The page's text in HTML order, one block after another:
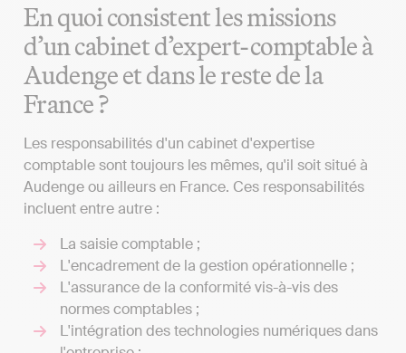
En quoi consistent les missions
d’un cabinet d’expert-comptable à
Audenge et dans le reste de la
France ?
Les responsabilités d'un cabinet d'expertise
comptable sont toujours les mêmes, qu'il soit situé à
Audenge ou ailleurs en France. Ces responsabilités
incluent entre autre :
La saisie comptable ;
L'encadrement de la gestion opérationnelle ;
L'assurance de la conformité vis-à-vis des
normes comptables ;
L'intégration des technologies numériques dans